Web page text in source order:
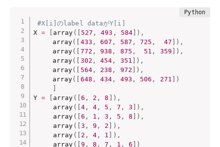
#X[i]のlabel dataがY[i]
X = [ array ( [ 527 , 493 , 584] ) ,
array( [ 433 , 607 , 587 , 725 , 47 ] ) ,
array( [ 772 , 938 , 875 , 51 , 359 ] ) ,
array( [ 302 , 454 , 351 ] ) ,
array( [ 564, 238 , 972 ] ) ,
array( [ 648 , 434 , 493 , 506 , 271 ] )
]
Y = [ array ( [6 , 2 , 8 ] ) ,
     array
( [4, 4 , 5 , 7 , 3 ] ) ,
     array
( [6 , 1 , 3 , 5 , 8 ] ) ,
     array
( [3 , 9 , 2 ] ) ,
     array
( [ 2 , 4 , 1 ] ) ,
     array
( [9 , 8 , 7 , 1 , 6 ] )